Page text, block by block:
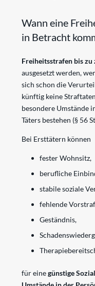
Wann eine
in Betracht
Freiheitsstrafen bis zu
ausgesetzt werden,
sich schon die
künftig keine
besondere Umstände
Täters bestehen (§ 56
Bei Ersttätern können
fester Wohnsitz,
berufliche
stabile soziale
fehlende
Geständnis,
für einegünstige